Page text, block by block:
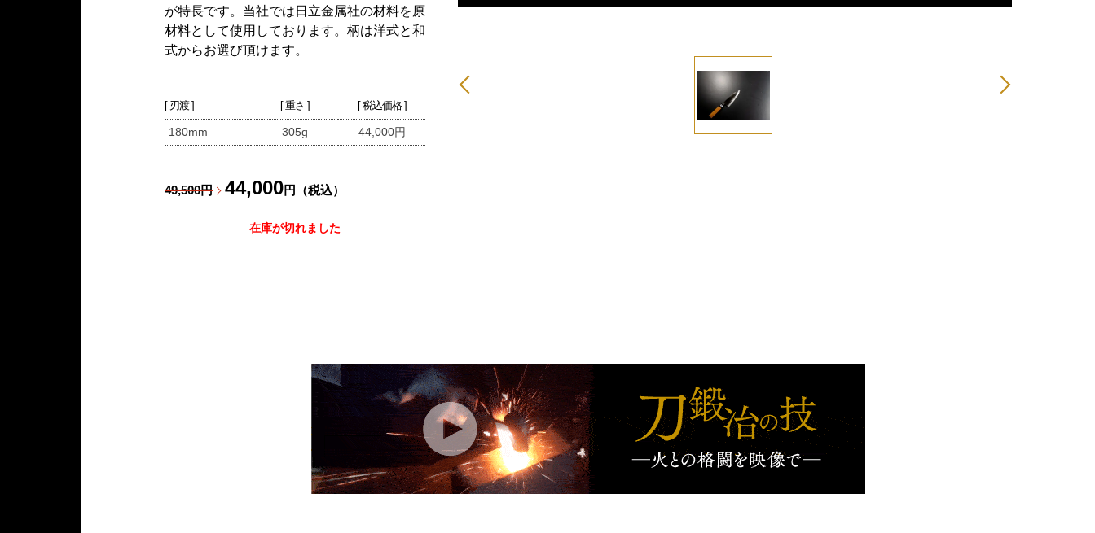
が特長です。当社では日立金属社の材料を原
材料として使用しております。柄は洋式と和
式からお選び頂けます。
[ 刃渡 ] [ 重さ ] [ 税込価格 ]
180mm 305g 44,000円
49,500円 44,000円（税込）
在庫が切れました